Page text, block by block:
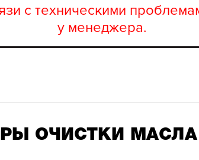
с техническими
у менеджера.
ОЧИСТКИ МАСЛА